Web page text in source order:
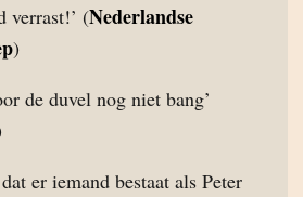
verrast!’ (Nederlandse
)
de duvel nog niet bang’
er iemand bestaat als Peter